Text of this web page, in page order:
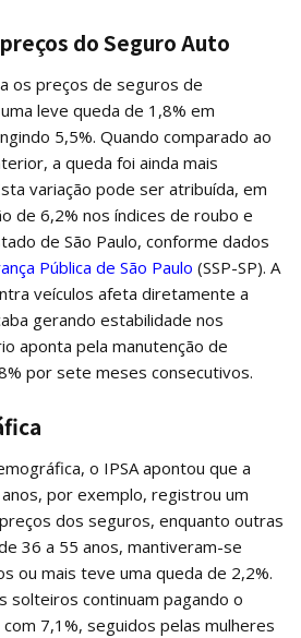
do Seguro Auto
os preços de seguros de
leve queda de 1,8% em
5,5%. Quando comparado ao
a queda foi ainda mais
variação pode ser atribuída, em
de 6,2% nos índices de roubo e
de São Paulo, conforme dados
Pública de São Paulo (SSP-SP). A
veículos afeta diretamente a
gerando estabilidade nos
aponta pela manutenção de
por sete meses consecutivos.
o IPSA apontou que a
por exemplo, registrou um
dos seguros, enquanto outras
36 a 55 anos, mantiveram-se
ou mais teve uma queda de 2,2%.
solteiros continuam pagando o
7,1%, seguidos pelas mulheres